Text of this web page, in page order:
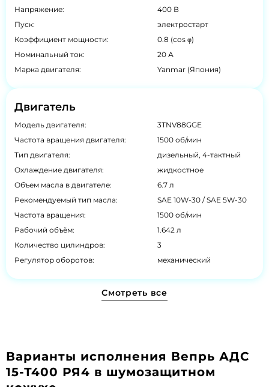
Напряжение:
400 В
Пуск:
электростарт
Коэффициент мощности:
0.8 (cos φ)
Номинальный ток:
20 А
Марка двигателя:
Yanmar (Япония)
Двигатель
Модель двигателя:
3TNV88GGE
Частота вращения двигателя:
1500 об/мин
Тип двигателя:
дизельный, 4-тактный
Охлаждение двигателя:
жидкостное
Объем масла в двигателе:
6.7 л
Рекомендуемый тип масла:
SAE 10W-30 / SAE 5W-30
Частота вращения:
1500 об/мин
Рабочий объём:
1.642 л
Количество цилиндров:
3
Регулятор оборотов:
механический
Смотреть все
Варианты исполнения Вепрь АДС
15-Т400 РЯ4 в шумозащитном